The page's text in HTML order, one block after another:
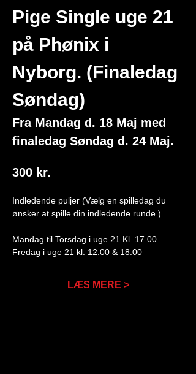
Pige Single uge 21
på Phønix i
Nyborg. (Finaledag
Søndag)
Fra Mandag d. 18 Maj med
finaledag Søndag d. 24 Maj.
300 kr.
Indledende puljer (Vælg en spilledag du
ønsker at spille din indledende runde.)
Mandag til Torsdag i uge 21 Kl. 17.00
Fredag i uge 21 kl. 12.00 & 18.00
LÆS MERE >